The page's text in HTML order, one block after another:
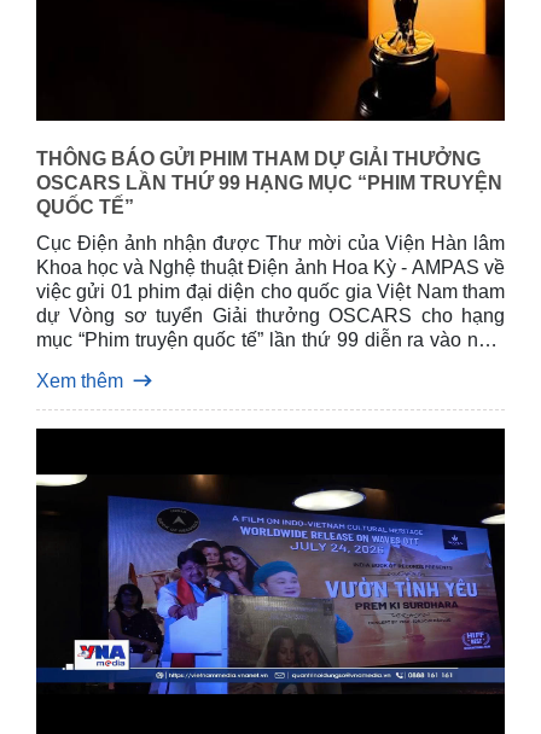
THÔNG BÁO GỬI PHIM THAM DỰ GIẢI THƯỞNG
OSCARS LẦN THỨ 99 HẠNG MỤC “PHIM TRUYỆN
QUỐC TẾ”
Cục Điện ảnh nhận đ­ược Thư mời của Viện Hàn lâm
Khoa học và Nghệ thuật Điện ảnh Hoa Kỳ - AMPAS về
việc gửi 01 phim đại diện cho quốc gia Việt Nam tham
dự Vòng sơ tuyển Giải thưởng OSCARS cho hạng
mục “Phim truyện quốc tế” lần thứ 99 diễn ra vào năm
Xem thêm